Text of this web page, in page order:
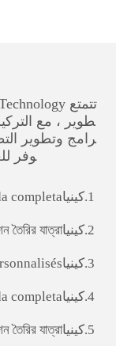
طوير ، مع
رامج وتطوير
وفر
1. كينيا‎ Sviluppo di siti web per il commercio estero: una guida completa
2. كينيا‎ ara অ্যাপ ডেভেলপমেন্টঃ একটি সফল মোবাইল অ্যাপ্লিকেশন তৈরির যাত্রা
3. كينيا‎ Débloquer le potentiel des entreprises: le pouvoir du développement de logiciels personnalisés
4. كينيا‎ Sviluppo di siti web per il commercio estero: una guida completa
5. كينيا‎ ara অ্যাপ ডেভেলপমেন্টঃ একটি সফল মোবাইল অ্যাপ্লিকেশন তৈরির যাত্রা